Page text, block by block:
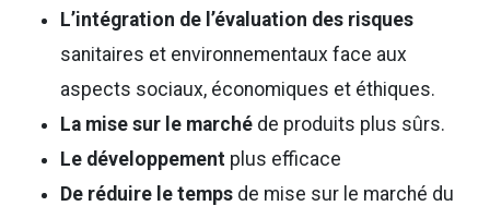
L’intégration de l’évaluation des risques
sanitaires et environnementaux face aux
aspects sociaux, économiques et éthiques.
La mise sur le marché de produits plus sûrs.
Le développement plus efficace
De réduire le temps de mise sur le marché du